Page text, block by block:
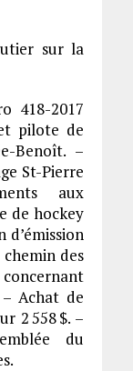
sur la
418-2017
pilote de
Benoît. –
St-Pierre
aux
de hockey
des
Achat de
2 558 $. –
du